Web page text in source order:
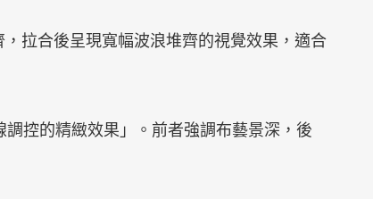
拉合後呈現寬幅波浪堆齊的視覺效果，適合
控的精緻效果」。前者強調布藝景深，後